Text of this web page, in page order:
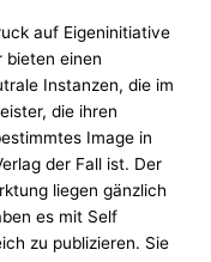
auf Eigeninitiative
bieten einen
Instanzen, die im
die ihren
Image in
der Fall ist. Der
liegen gänzlich
es mit Self
zu publizieren. Sie